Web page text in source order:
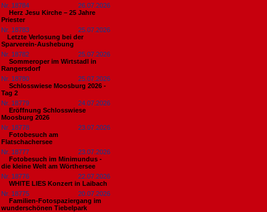
Nr. 18784
26.07.2026
Herz Jesu Kirche – 25 Jahre
Priester
Nr. 18783
25.07.2026
​Letzte Verlosung bei der
Sparverein-Aushebung
Nr. 18782
25.07.2026
Sommeroper im Wirtstadl in
Rangersdorf
Nr. 18780
25.07.2026
Schlosswiese Moosburg 2026 -
Tag 2
Nr. 18779
24.07.2026
Eröffnung Schlosswiese
Moosburg 2026
Nr. 18778
23.07.2026
Fotobesuch am
Flatschachersee
Nr. 18777
23.07.2026
Fotobesuch im Minimundus -
die kleine Welt am Wörthersee
Nr. 18776
22.07.2026
WHITE LIES Konzert in Laibach
Nr. 18775
20.07.2026
Familien-Fotospaziergang im
wunderschönen Tiebelpark